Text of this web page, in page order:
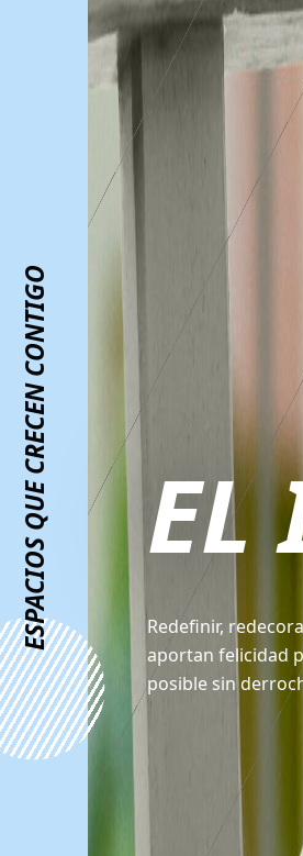
ESPACIOS QUE CRECEN CONTIGO EL
Redefinir,
aportan felicidad
posible sin